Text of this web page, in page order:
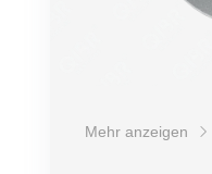
Mehr anzeigen